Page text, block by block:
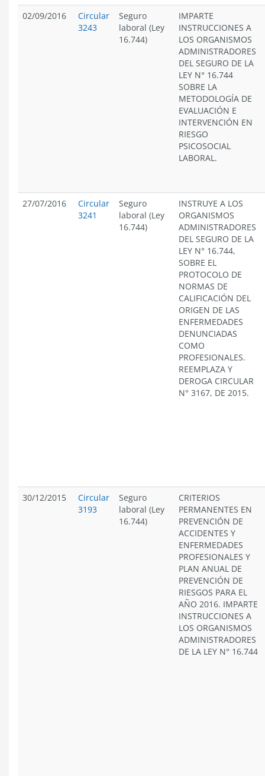
02/09/2016
Circular
3243
Seguro
laboral (Ley
16.744)
IMPARTE
INSTRUCCIONES A
LOS ORGANISMOS
ADMINISTRADORES
DEL SEGURO DE LA
LEY N° 16.744
SOBRE LA
METODOLOGÍA DE
EVALUACIÓN E
INTERVENCIÓN EN
RIESGO
PSICOSOCIAL
LABORAL.
27/07/2016
Circular
3241
Seguro
laboral (Ley
16.744)
INSTRUYE A LOS
ORGANISMOS
ADMINISTRADORES
DEL SEGURO DE LA
LEY N° 16.744,
SOBRE EL
PROTOCOLO DE
NORMAS DE
CALIFICACIÓN DEL
ORIGEN DE LAS
ENFERMEDADES
DENUNCIADAS
COMO
PROFESIONALES.
REEMPLAZA Y
DEROGA CIRCULAR
N° 3167, DE 2015.
30/12/2015
Circular
3193
Seguro
laboral (Ley
16.744)
CRITERIOS
PERMANENTES EN
PREVENCIÓN DE
ACCIDENTES Y
ENFERMEDADES
PROFESIONALES Y
PLAN ANUAL DE
PREVENCIÓN DE
RIESGOS PARA EL
AÑO 2016. IMPARTE
INSTRUCCIONES A
LOS ORGANISMOS
ADMINISTRADORES
DE LA LEY N° 16.744